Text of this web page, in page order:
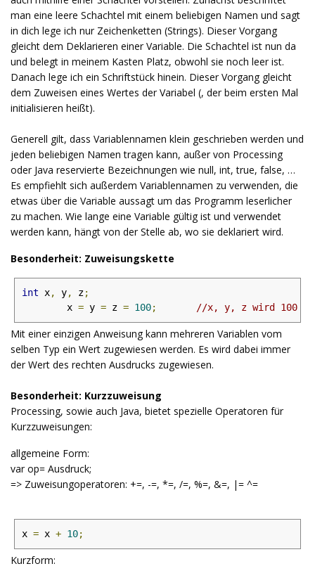
man eine leere Schachtel mit einem beliebigen Namen und sagt
in dich lege ich nur Zeichenketten (Strings). Dieser Vorgang
gleicht dem Deklarieren einer Variable. Die Schachtel ist nun da
und belegt in meinem Kasten Platz, obwohl sie noch leer ist.
Danach lege ich ein Schriftstück hinein. Dieser Vorgang gleicht
dem Zuweisen eines Wertes der Variabel (, der beim ersten Mal
initialisieren heißt).
Generell gilt, dass Variablennamen klein geschrieben werden und
jeden beliebigen Namen tragen kann, außer von Processing
oder Java reservierte Bezeichnungen wie null, int, true, false, …
Es empfiehlt sich außerdem Variablennamen zu verwenden, die
etwas über die Variable aussagt um das Programm leserlicher
zu machen. Wie lange eine Variable gültig ist und verwendet
werden kann, hängt von der Stelle ab, wo sie deklariert wird.
Besonderheit: Zuweisungskette
int x, y, z;
	x
= y = z = 100; //x, y, z wird 100
Mit einer einzigen Anweisung kann mehreren Variablen vom
selben Typ ein Wert zugewiesen werden. Es wird dabei immer
der Wert des rechten Ausdrucks zugewiesen.
Besonderheit: Kurzzuweisung
Processing, sowie auch Java, bietet spezielle Operatoren für
Kurzzuweisungen:
allgemeine Form:
var op= Ausdruck;
=> Zuweisungoperatoren: +=, -=, *=, /=, %=, &=, |= ^=
x = x + 10;
Kurzform: